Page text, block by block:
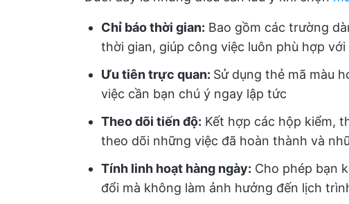
Chỉ báo thời gian: Bao gồm các trường
thời gian, giúp công việc luôn phù hợp
Ưu tiên trực quan: Sử dụng thẻ mã màu
việc cần bạn chú ý ngay lập tức
Theo dõi tiến độ: Kết hợp các hộp kiểm,
theo dõi những việc đã hoàn thành và
Tính linh hoạt hàng ngày: Cho phép bạn
đổi mà không làm ảnh hưởng đến lịch